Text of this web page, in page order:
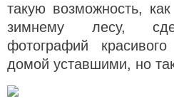
такую возможность,
зимнему лесу,
фотографий
домой уставшими, но